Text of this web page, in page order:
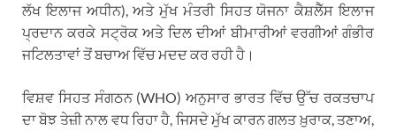
ਲੱਖ ਇਲਾਜ ਅਧੀਨ), ਅਤੇ ਮੁੱਖ ਮੰਤਰੀ ਸਿਹਤ ਯੋਜਨਾ ਕੈਸ਼ਲੈੱਸ ਇਲਾਜ
ਪ੍ਰਦਾਨ ਕਰਕੇ ਸਟ੍ਰੋਕ ਅਤੇ ਦਿਲ ਦੀਆਂ ਬੀਮਾਰੀਆਂ ਵਰਗੀਆਂ ਗੰਭੀਰ
ਜਟਿਲਤਾਵਾਂ ਤੋਂ ਬਚਾਅ ਵਿੱਚ ਮਦਦ ਕਰ ਰਹੀ ਹੈ।
ਵਿਸ਼ਵ ਸਿਹਤ ਸੰਗਠਨ (WHO) ਅਨੁਸਾਰ ਭਾਰਤ ਵਿੱਚ ਉੱਚ ਰਕਤਚਾਪ
ਦਾ ਬੋਝ ਤੇਜ਼ੀ ਨਾਲ ਵਧ ਰਿਹਾ ਹੈ, ਜਿਸਦੇ ਮੁੱਖ ਕਾਰਨ ਗਲਤ ਖ਼ੁਰਾਕ, ਤਣਾਅ,